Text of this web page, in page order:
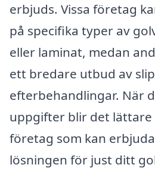
erbjuds. Vissa företag
på specifika typer av
eller laminat, medan
ett bredare utbud av
efterbehandlingar. När
uppgifter blir det
företag som kan
lösningen för just ditt